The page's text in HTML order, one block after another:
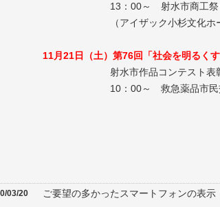
13：00～ 射水市商工祭
（アイザック小杉文化ホール
11月21日（土）第76回「社会を明るくす
射水市作品コンテスト表
10：00～ 救急薬品市民交流
03/20 ご要望の多かったスマートフォンの表示